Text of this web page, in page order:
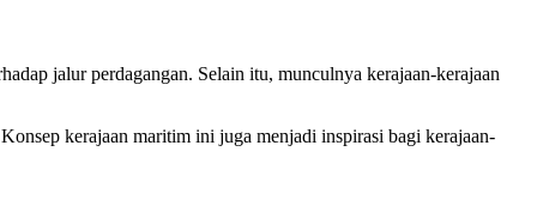
jalur perdagangan. Selain itu, munculnya kerajaan-kerajaan
kerajaan maritim ini juga menjadi inspirasi bagi kerajaan-